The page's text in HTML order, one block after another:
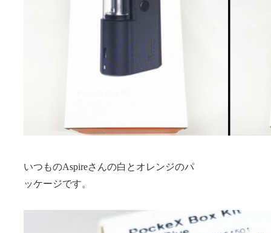
いつものAspireさんの白とオレンジのパ
ッケージです。